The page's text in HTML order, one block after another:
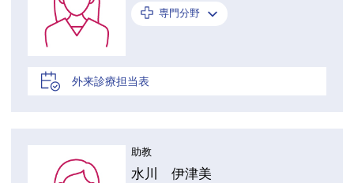
専門分野
外来診療担当表
助教
水川 伊津美